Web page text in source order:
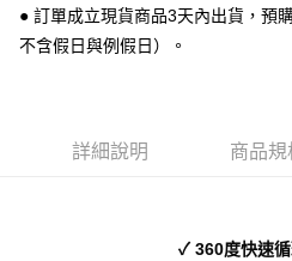
１．於結帳方式選擇「AFTEE先享後付
２．訂單成立數日內，您將收到繳費通知
購買商品的店家。未經商家同意取消之
後付繳納相關費用。
付款後 全家取貨
每筆NT$70，滿NT$999(含以上)免運
● 訂單成立現貨商品3天內出貨，預
不含假日與例假日）。
詳細說明 商品規
✓ 360度快速